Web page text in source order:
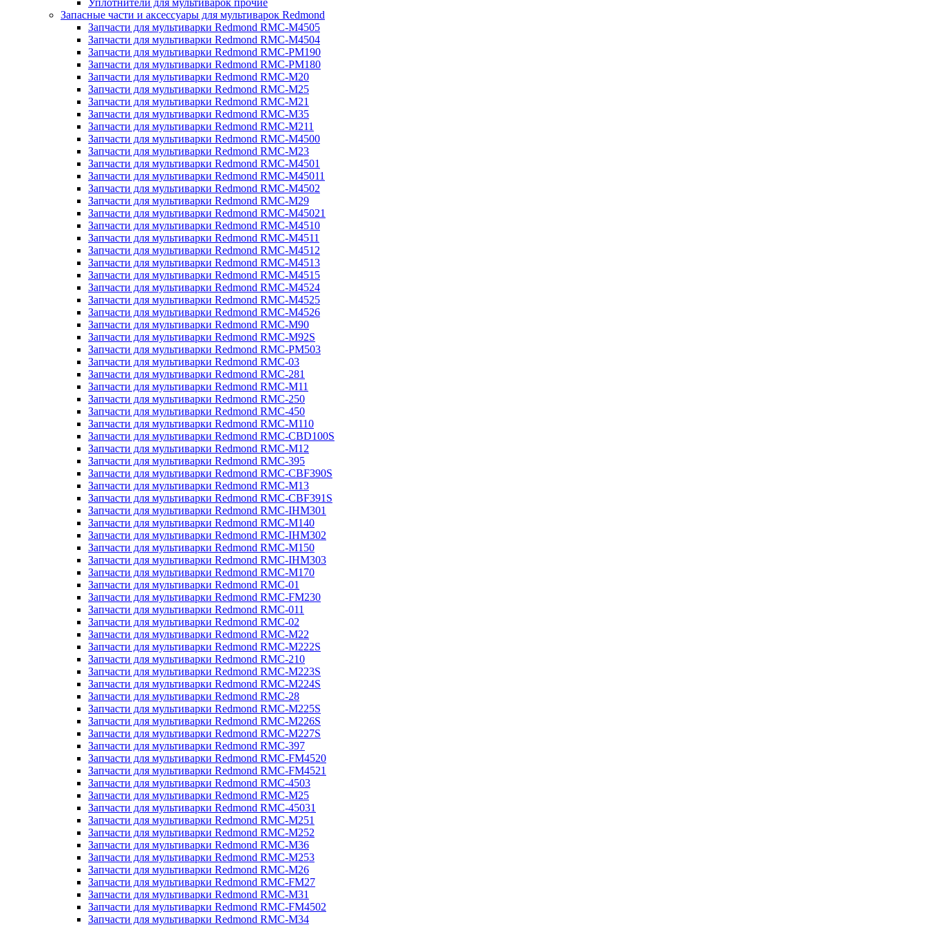
Уплотнители для мультиварок прочие
Запасные части и аксессуары для мультиварок Redmond
Запчасти для мультиварки Redmond RMC-M4505
Запчасти для мультиварки Redmond RMC-M4504
Запчасти для мультиварки Redmond RMC-PM190
Запчасти для мультиварки Redmond RMC-PM180
Запчасти для мультиварки Redmond RMC-M20
Запчасти для мультиварки Redmond RMC-M25
Запчасти для мультиварки Redmond RMC-M21
Запчасти для мультиварки Redmond RMC-M35
Запчасти для мультиварки Redmond RMC-M211
Запчасти для мультиварки Redmond RMC-M4500
Запчасти для мультиварки Redmond RMC-M23
Запчасти для мультиварки Redmond RMC-M4501
Запчасти для мультиварки Redmond RMC-M45011
Запчасти для мультиварки Redmond RMC-M4502
Запчасти для мультиварки Redmond RMC-M29
Запчасти для мультиварки Redmond RMC-M45021
Запчасти для мультиварки Redmond RMC-M4510
Запчасти для мультиварки Redmond RMC-M4511
Запчасти для мультиварки Redmond RMC-M4512
Запчасти для мультиварки Redmond RMC-M4513
Запчасти для мультиварки Redmond RMC-M4515
Запчасти для мультиварки Redmond RMC-M4524
Запчасти для мультиварки Redmond RMC-M4525
Запчасти для мультиварки Redmond RMC-M4526
Запчасти для мультиварки Redmond RMC-M90
Запчасти для мультиварки Redmond RMC-M92S
Запчасти для мультиварки Redmond RMC-PM503
Запчасти для мультиварки Redmond RMC-03
Запчасти для мультиварки Redmond RMC-281
Запчасти для мультиварки Redmond RMC-M11
Запчасти для мультиварки Redmond RMC-250
Запчасти для мультиварки Redmond RMC-450
Запчасти для мультиварки Redmond RMC-M110
Запчасти для мультиварки Redmond RMC-CBD100S
Запчасти для мультиварки Redmond RMC-M12
Запчасти для мультиварки Redmond RMC-395
Запчасти для мультиварки Redmond RMC-CBF390S
Запчасти для мультиварки Redmond RMC-M13
Запчасти для мультиварки Redmond RMC-CBF391S
Запчасти для мультиварки Redmond RMC-IHM301
Запчасти для мультиварки Redmond RMC-M140
Запчасти для мультиварки Redmond RMC-IHM302
Запчасти для мультиварки Redmond RMC-M150
Запчасти для мультиварки Redmond RMC-IHM303
Запчасти для мультиварки Redmond RMC-M170
Запчасти для мультиварки Redmond RMC-01
Запчасти для мультиварки Redmond RMC-FM230
Запчасти для мультиварки Redmond RMC-011
Запчасти для мультиварки Redmond RMC-02
Запчасти для мультиварки Redmond RMC-M22
Запчасти для мультиварки Redmond RMC-M222S
Запчасти для мультиварки Redmond RMC-210
Запчасти для мультиварки Redmond RMC-M223S
Запчасти для мультиварки Redmond RMC-M224S
Запчасти для мультиварки Redmond RMC-28
Запчасти для мультиварки Redmond RMC-M225S
Запчасти для мультиварки Redmond RMC-M226S
Запчасти для мультиварки Redmond RMC-M227S
Запчасти для мультиварки Redmond RMC-397
Запчасти для мультиварки Redmond RMC-FM4520
Запчасти для мультиварки Redmond RMC-FM4521
Запчасти для мультиварки Redmond RMC-4503
Запчасти для мультиварки Redmond RMC-M25
Запчасти для мультиварки Redmond RMC-45031
Запчасти для мультиварки Redmond RMC-M251
Запчасти для мультиварки Redmond RMC-M252
Запчасти для мультиварки Redmond RMC-M36
Запчасти для мультиварки Redmond RMC-M253
Запчасти для мультиварки Redmond RMC-M26
Запчасти для мультиварки Redmond RMC-FM27
Запчасти для мультиварки Redmond RMC-M31
Запчасти для мультиварки Redmond RMC-FM4502
Запчасти для мультиварки Redmond RMC-M34